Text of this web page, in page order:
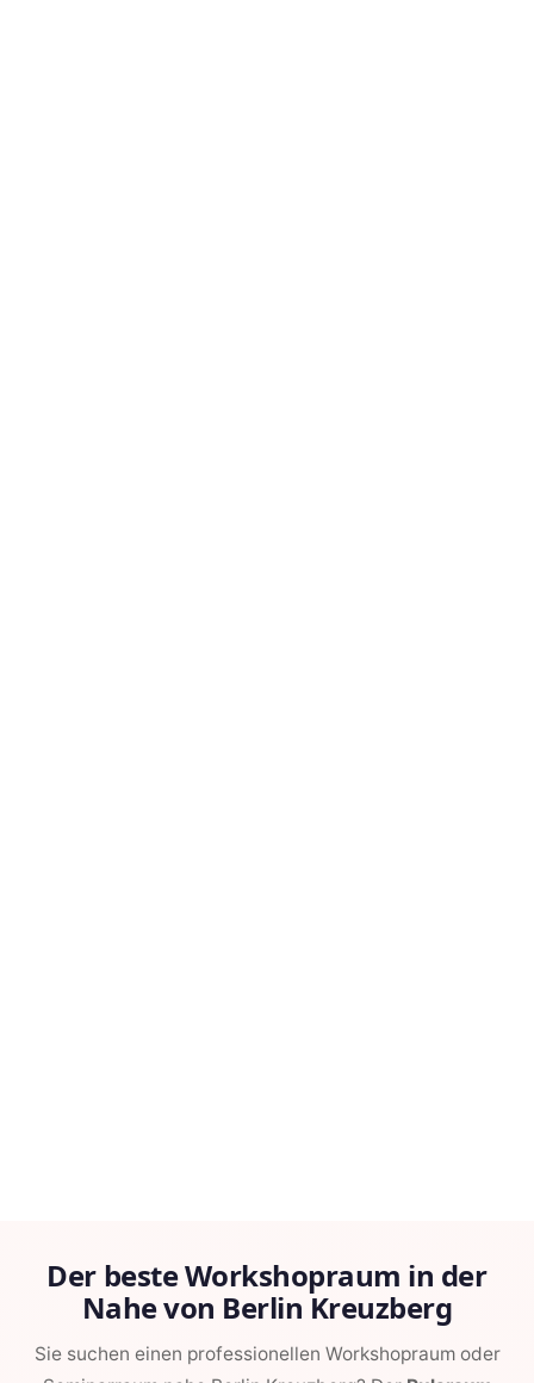
Der beste Workshopraum in der
Nahe von Berlin Kreuzberg
Sie suchen einen professionellen Workshopraum oder